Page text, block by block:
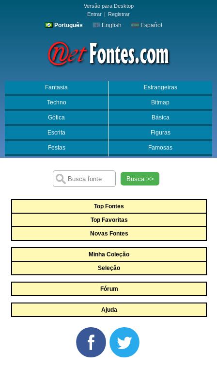
Versão para Desktop
Entrar | Registrar
Português English Español
Fantasia Estrangeiras
Techno Bitmap
Gótica Básica
Escrita Figuras
Festas Famosas
Busca >>
Top Fontes
Top Favoritas
Novas Fontes
Minha Coleção
Seleção
Fórum
Ajuda